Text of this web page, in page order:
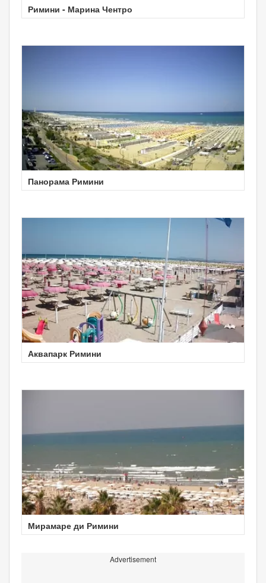
Римини - Марина Чентро
Панорама Римини
Аквапарк Римини
Мирамаре ди Римини
Advertisement